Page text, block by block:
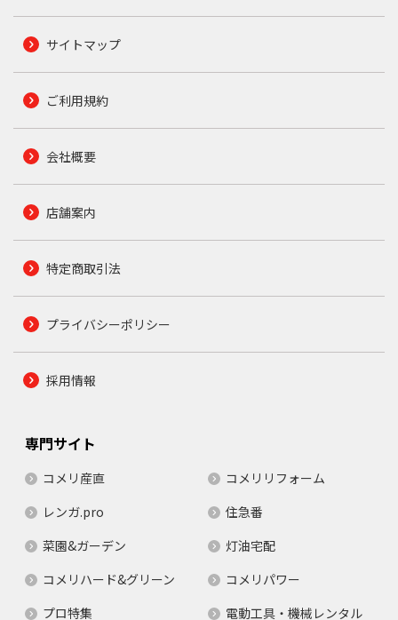
サイトマップ
ご利用規約
会社概要
店舗案内
特定商取引法
プライバシーポリシー
採用情報
専門サイト
コメリ産直
コメリリフォーム
レンガ.pro
住急番
菜園&ガーデン
灯油宅配
コメリハード&グリーン
コメリパワー
プロ特集
電動工具・機械レンタル